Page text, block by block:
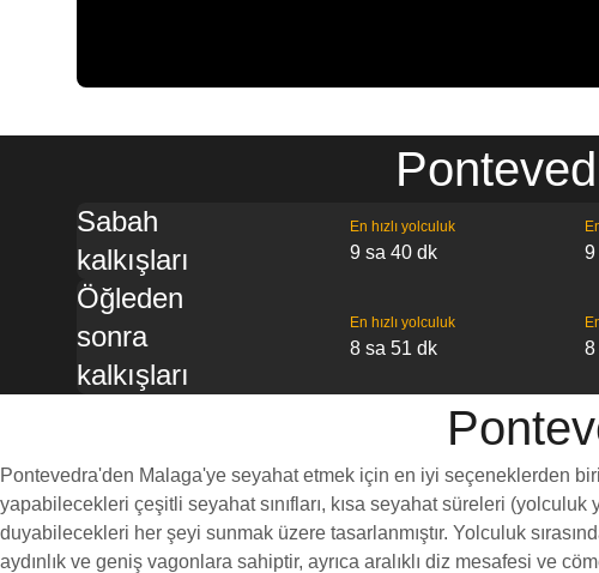
Sabah
kalkışları
En hızlı yolculuk
9 sa 40 dk 9
Öğleden
sonra
kalkışları
En hızlı yolculuk
8 sa 51 dk 8
Pontevedra'den Malaga'ye seyahat etmek için en iyi seçeneklerden
yapabilecekleri çeşitli seyahat sınıfları, kısa seyahat süreleri
duyabilecekleri her şeyi sunmak üzere tasarlanmıştır. Yolculuk
aydınlık ve geniş vagonlara sahiptir, ayrıca aralıklı diz mesafesi ve